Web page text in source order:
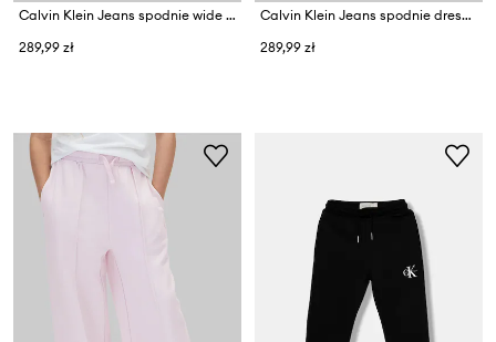
Calvin Klein Jeans spodnie wide leg dziecięce z wiskozą
289,99 zł
Calvin Klein Jeans spodnie dresowe dziecięce bawełniane
289,99 zł